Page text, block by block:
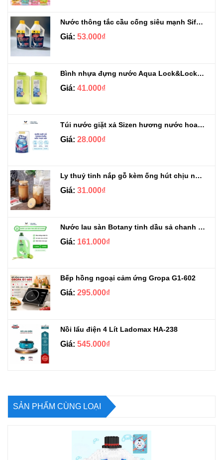
Nước thông tắc cầu cống siêu mạnh Sifa 1.4kg
Giá: 53.000₫
Bình nhựa đựng nước Aqua Lock&Lock 2.1L
Giá: 41.000₫
Túi nước giặt xả Sizen hương nước hoa 500 ml
Giá: 28.000₫
Ly thuỷ tinh nắp gỗ kèm ống hút chịu nhiệt 500ml
Giá: 31.000₫
Nước lau sàn Botany tinh dầu sả chanh chai 3.9kg
Giá: 161.000₫
Bếp hồng ngoại cảm ứng Gropa G1-602
Giá: 295.000₫
Nồi lẩu điện 4 Lít Ladomax HA-238
Giá: 545.000₫
SẢN PHẨM CÙNG LOẠI